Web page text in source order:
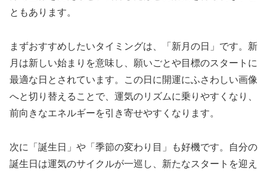
ともあります。
まずおすすめしたいタイミングは、「新月の日」です。新
月は新しい始まりを意味し、願いごとや目標のスタートに
最適な日とされています。この日に開運にふさわしい画像
へと切り替えることで、運気のリズムに乗りやすくなり、
前向きなエネルギーを引き寄せやすくなります。
次に「誕生日」や「季節の変わり目」も好機です。自分の
誕生日は運気のサイクルが一巡し、新たなスタートを迎え